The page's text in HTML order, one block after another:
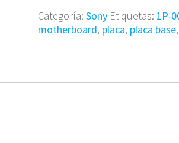
176
1P-
VGN-
Categoría: Sony Etiquetas: 1P-
motherboard, placa, placa base,